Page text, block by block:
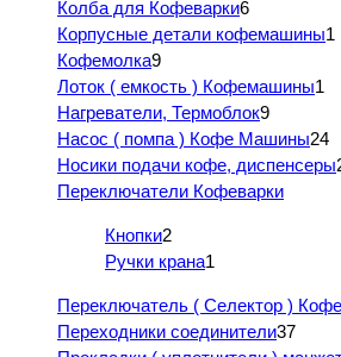
Колба для Кофеварки6
Корпусные детали кофемашины1
Кофемолка9
Лоток ( емкость ) Кофемашины1
Нагреватели, Термоблок9
Насос ( помпа ) Кофе Машины24
Носики подачи кофе, диспенсеры
Переключатели Кофеварки
Кнопки2
Ручки крана1
Переключатель ( Селектор )
Переходники соединители37